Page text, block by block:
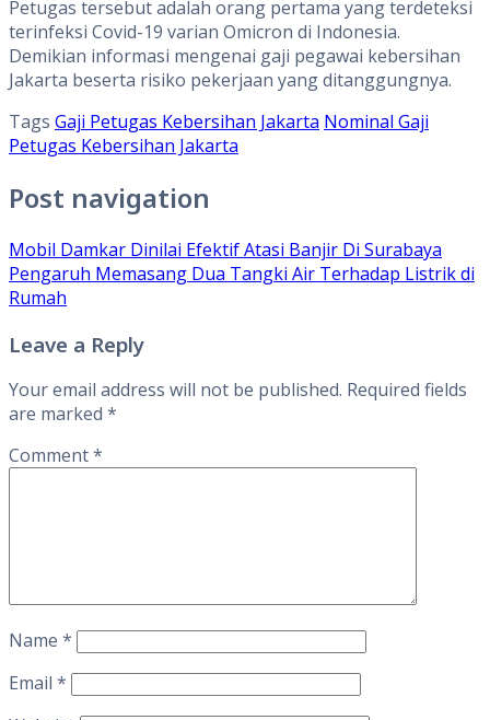
Petugas tersebut adalah orang pertama yang terdeteksi
terinfeksi Covid-19 varian Omicron di Indonesia.
Demikian informasi mengenai gaji pegawai kebersihan
Jakarta beserta risiko pekerjaan yang ditanggungnya.
Tags Gaji Petugas Kebersihan Jakarta Nominal Gaji
Petugas Kebersihan Jakarta
Post navigation
Mobil Damkar Dinilai Efektif Atasi Banjir Di Surabaya
Pengaruh Memasang Dua Tangki Air Terhadap Listrik di
Rumah
Leave a Reply
Your email address will not be published. Required fields
are marked *
Comment*
Name *
Email *